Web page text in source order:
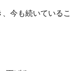
今も続いているこ